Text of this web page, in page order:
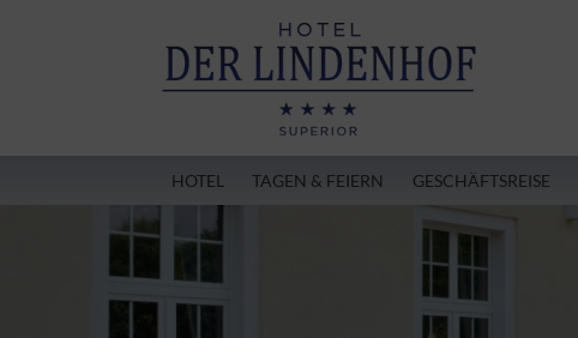
HOTEL TAGEN & FEIERN GESCHÄFTSREISE